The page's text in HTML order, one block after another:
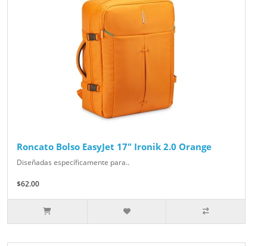
Roncato Bolso EasyJet 17" Ironik 2.0 Orange
Diseñadas específicamente para..
$62.00